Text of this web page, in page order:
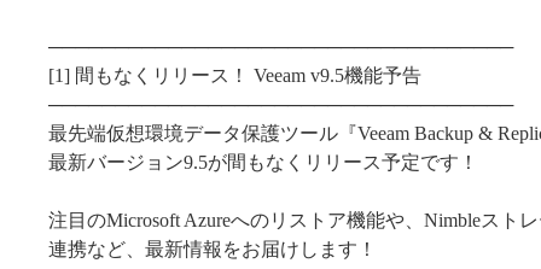
───────────────────────────────────
[1] 間もなくリリース！ Veeam v9.5機能予告
───────────────────────────────────
最先端仮想環境データ保護ツール『Veeam Backup &
最新バージョン9.5が間もなくリリース予定です！
注目のMicrosoft Azureへのリストア機能や、Nimbleスト
連携など、最新情報をお届けします！